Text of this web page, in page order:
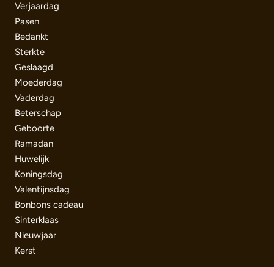
Verjaardag
Pasen
Bedankt
Sterkte
Geslaagd
Moederdag
Vaderdag
Beterschap
Geboorte
Ramadan
Huwelijk
Koningsdag
Valentijnsdag
Bonbons cadeau
Sinterklaas
Nieuwjaar
Kerst